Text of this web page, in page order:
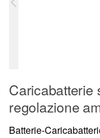
Caricabatterie
regolazione
Batterie-